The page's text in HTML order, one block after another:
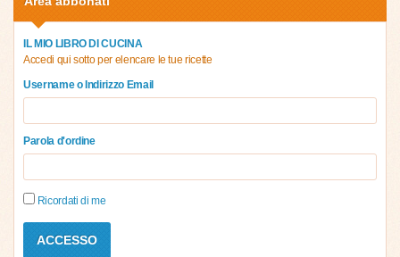
IL MIO LIBRO DI CUCINA
Accedi qui sotto per elencare le tue ricette
Username o Indirizzo Email
Parola d'ordine
Ricordati di me